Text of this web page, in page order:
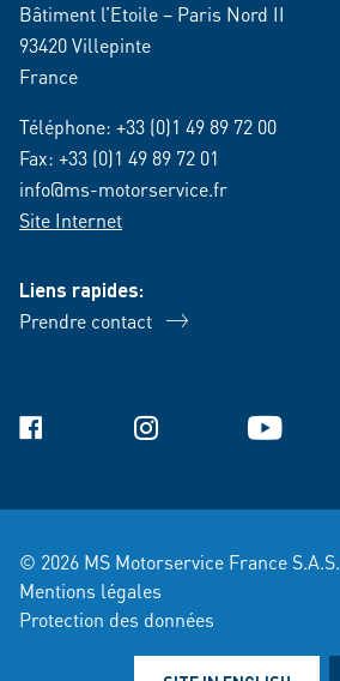
Bâtiment l’Etoile – Paris Nord II
93420 Villepinte
France
Téléphone: +33 (0)1 49 89 72 00
Fax: +33 (0)1 49 89 72 01
info@ms-motorservice.fr
Site Internet
Liens rapides:
Prendre contact
Facebook Instagram YouTube
© 2026 MS Motorservice France S.A.S.
Mentions légales
Protection des données